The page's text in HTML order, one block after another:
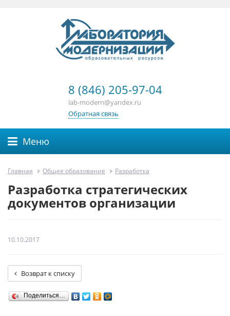
8 (846) 205-97-04
lab-modern@yandex.ru
Обратная связь
Меню
Главная Общее образование Разработка
Разработка стратегических
документов организации
10.10.2017
Возврат к списку
Поделиться…